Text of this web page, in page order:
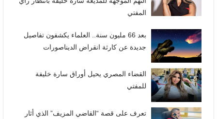
المفتي
بعد 66 مليون سنة.. العلماء يكشفون تفاصيل
جديدة عن كارثة انقراض الديناصورات
القضاء المصري يحيل أوراق سارة خليفة
للمفتي
تعرف على قصة “القاضي المزيف” الذي أثار